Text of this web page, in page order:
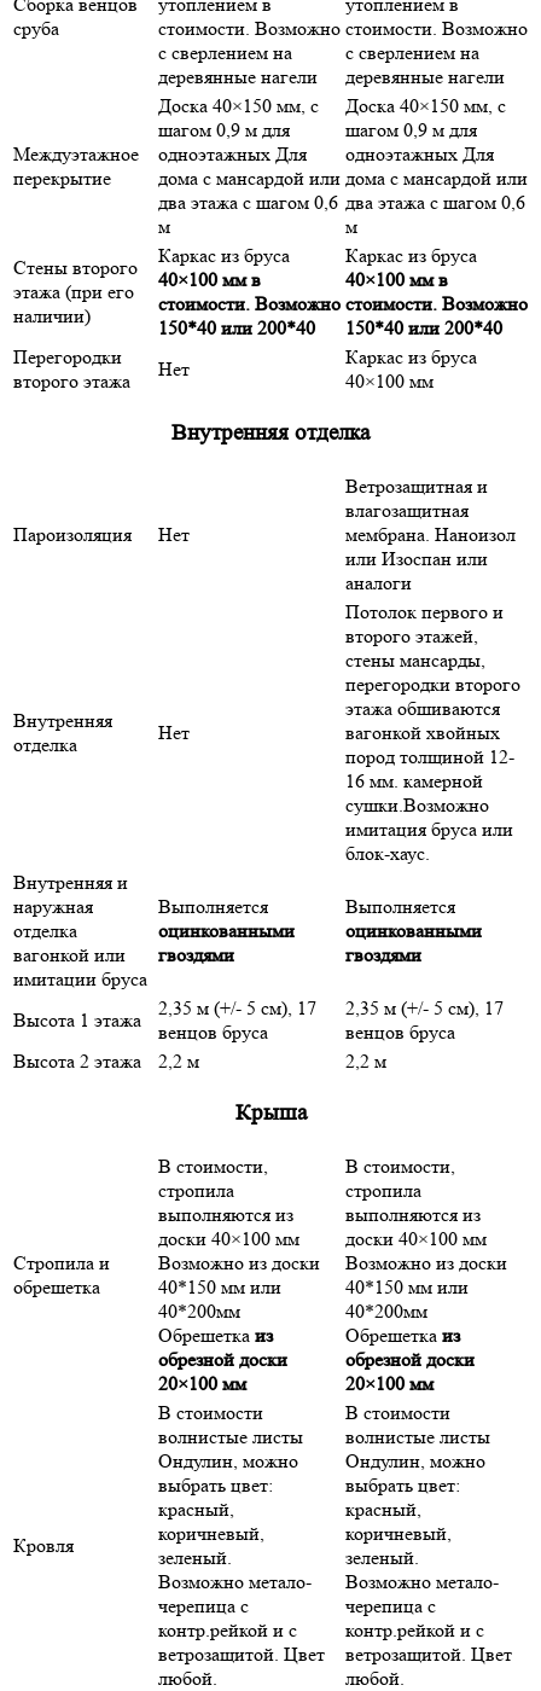
сруба
стоимости. Возможно
с сверлением на
деревянные нагели
стоимости. Возможно
с сверлением на
деревянные нагели
Междуэтажное
перекрытие
Доска 40×150 мм, с
шагом 0,9 м для
одноэтажных Для
дома с мансардой или
два этажа с шагом 0,6
м
Доска 40×150 мм, с
шагом 0,9 м для
одноэтажных Для
дома с мансардой или
два этажа с шагом 0,6
м
Стены второго
этажа (при его
наличии)
Каркас из бруса
40×100 мм в
стоимости. Возможно
150*40 или 200*40
Каркас из бруса
40×100 мм в
стоимости. Возможно
150*40 или 200*40
Перегородки
второго этажа
Нет
Каркас из бруса
40×100 мм
Внутренняя отделка
Пароизоляция Нет
Ветрозащитная и
влагозащитная
мембрана. Наноизол
или Изоспан или
аналоги
Внутренняя
отделка
Нет
Потолок первого и
второго этажей,
стены мансарды,
перегородки второго
этажа обшиваются
вагонкой хвойных
пород толщиной 12-
16 мм. камерной
сушки.Возможно
имитация бруса или
блок-хаус.
Внутренняя и
наружная
отделка
вагонкой или
имитации бруса
Выполняется
оцинкованными
гвоздями
Выполняется
оцинкованными
гвоздями
Высота 1 этажа
2,35 м (+/- 5 см), 17
венцов бруса
2,35 м (+/- 5 см), 17
венцов бруса
Высота 2 этажа
2,2 м 2,2 м
Крыша
Стропила и
обрешетка
В стоимости,
стропила
выполняются из
доски 40×100 мм
Возможно из доски
40*150 мм или
40*200мм
Обрешетка из
обрезной доски
20×100 мм
В стоимости,
стропила
выполняются из
доски 40×100 мм
Возможно из доски
40*150 мм или
40*200мм
Обрешетка из
обрезной доски
20×100 мм
Кровля
В стоимости
волнистые листы
Ондулин, можно
выбрать цвет:
красный,
коричневый,
зеленый.
Возможно метало-
черепица с
контр.рейкой и с
ветрозащитой. Цвет
любой.
В стоимости
волнистые листы
Ондулин, можно
выбрать цвет:
красный,
коричневый,
зеленый.
Возможно метало-
черепица с
контр.рейкой и с
ветрозащитой. Цвет
любой.